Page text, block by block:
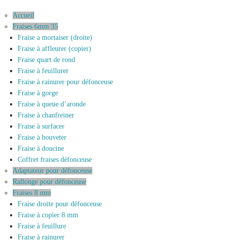
Accueil
Fraises 6mm 35
Fraise a mortaiser (droite)
Fraise à affleurer (copier)
Fraise quart de rond
Fraise à feuillurer
Fraise à rainurer pour défonceuse
Fraise à gorge
Fraise à queue d’aronde
Fraise à chanfreiner
Fraise à surfacer
Fraise à bouveter
Fraise à doucine
Coffret fraises défonceuse
Adaptateur pour défonceuse
Rallonge pour défonceuse
Fraises 8 mm
Fraise droite pour défonceuse
Fraise à copier 8 mm
Fraise à feuillure
Fraise à rainurer